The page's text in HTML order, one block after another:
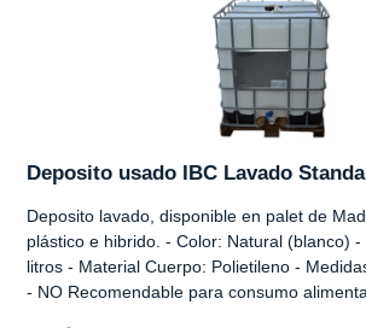
Deposito usado IBC Lavado
Deposito lavado, disponible en palet de
plástico e hibrido. - Color: Natural (blanco)
litros - Material Cuerpo: Polietileno -
- NO Recomendable para consumo